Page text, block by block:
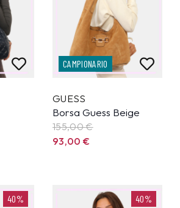
CAMPIONARIO
GUESS
Borsa Guess Beige
155,00€
93,00€
40% 40%